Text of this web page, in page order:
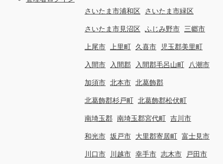
さいたま市浦和区 さいたま市緑区
さいたま市見沼区 ふじみ野市 三郷市
上尾市 上里町 久喜市 児玉郡美里町
入間市 入間郡 入間郡毛呂山町 八潮市
加須市 北本市 北葛飾郡
北葛飾郡杉戸町 北葛飾郡松伏町
南埼玉郡 南埼玉郡宮代町 吉川市
和光市 坂戸市 大里郡寄居町 富士見市
川口市 川越市 幸手市 志木市 戸田市